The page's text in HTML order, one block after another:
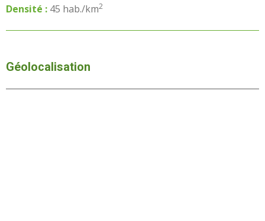
Densité : 45 hab./km2
Géolocalisation